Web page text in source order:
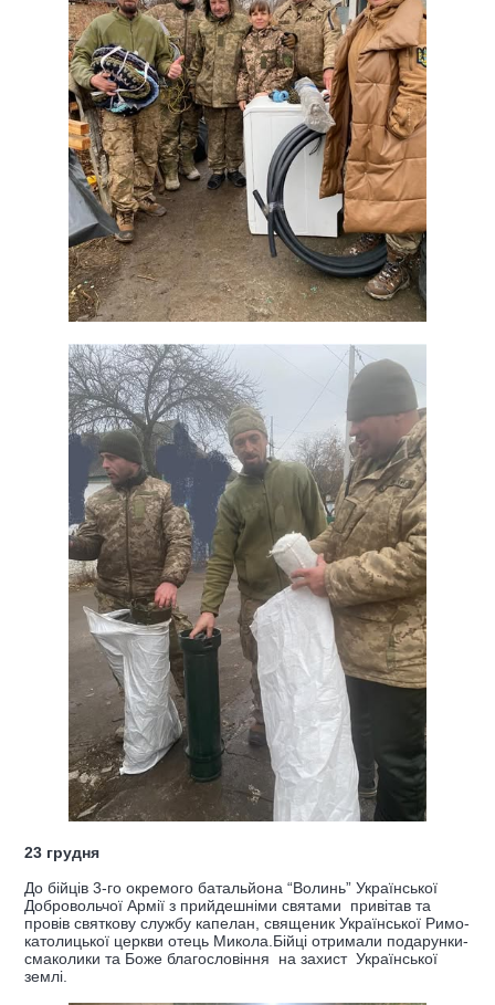
23 грудня
До бійців 3-го окремого батальйона “Волинь” Української
Добровольчої Армії з прийдешніми святами привітав та
провів святкову службу капелан, священик Української Римо-
католицької церкви отець Микола.Бійці отримали подарунки-
смаколики та Боже благословіння на захист Української
землі.